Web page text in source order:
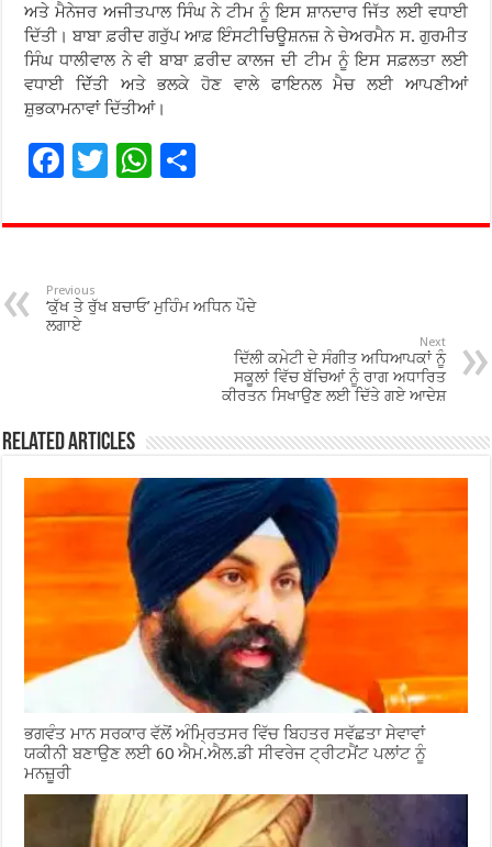
ਅਤੇ ਮੈਨੇਜਰ ਅਜੀਤਪਾਲ ਸਿੰਘ ਨੇ ਟੀਮ ਨੂੰ ਇਸ ਸ਼ਾਨਦਾਰ ਜਿੱਤ ਲਈ ਵਧਾਈ
ਦਿੱਤੀ। ਬਾਬਾ ਫ਼ਰੀਦ ਗਰੁੱਪ ਆਫ਼ ਇੰਸਟੀਚਿਊਸ਼ਨਜ਼ ਨੇ ਚੇਅਰਮੈਨ ਸ. ਗੁਰਮੀਤ
ਸਿੰਘ ਧਾਲੀਵਾਲ ਨੇ ਵੀ ਬਾਬਾ ਫ਼ਰੀਦ ਕਾਲਜ ਦੀ ਟੀਮ ਨੂੰ ਇਸ ਸਫ਼ਲਤਾ ਲਈ
ਵਧਾਈ ਦਿੱੱਤੀ ਅਤੇ ਭਲਕੇ ਹੋਣ ਵਾਲੇ ਫਾਇਨਲ ਮੈਚ ਲਈ ਆਪਣੀਆਂ
ਸ਼ੁਭਕਾਮਨਾਵਾਂ ਦਿੱਤੀਆਂ।
F
e
o
o
T
tt
W
at
p
ar
Previous
‘ਕੁੱਖ ਤੇ ਰੁੱਖ ਬਚਾਓ’ ਮੁਹਿੰਮ ਅਧਿਨ ਪੌਦੇ
ਲਗਾਏ
Next
ਦਿੱਲੀ ਕਮੇਟੀ ਦੇ ਸੰਗੀਤ ਅਧਿਆਪਕਾਂ ਨੂੰ
ਸਕੂਲਾਂ ਵਿੱਚ ਬੱਚਿਆਂ ਨੂੰ ਰਾਗ ਅਧਾਰਿਤ
ਕੀਰਤਨ ਸਿਖਾਉਣ ਲਈ ਦਿੱਤੇ ਗਏ ਆਦੇਸ਼
Related Articles
ਭਗਵੰਤ ਮਾਨ ਸਰਕਾਰ ਵੱਲੋਂ ਅੰਮ੍ਰਿਤਸਰ ਵਿੱਚ ਬਿਹਤਰ ਸਵੱਛਤਾ ਸੇਵਾਵਾਂ
ਯਕੀਨੀ ਬਣਾਉਣ ਲਈ 60 ਐਮ.ਐਲ.ਡੀ ਸੀਵਰੇਜ ਟ੍ਰੀਟਮੈਂਟ ਪਲਾਂਟ ਨੂੰ
ਮਨਜ਼ੂਰੀ